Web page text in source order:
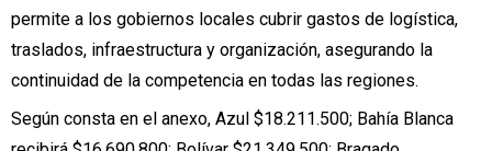
permite a los gobiernos locales cubrir gastos de logística,
traslados, infraestructura y organización, asegurando la
continuidad de la competencia en todas las regiones.
Según consta en el anexo, Azul $18.211.500; Bahía Blanca